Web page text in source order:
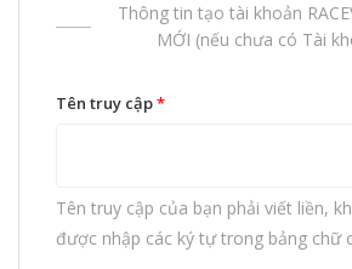
Thông tin tạo tài khoản
MỚI (nếu chưa có Tài
Tên truy cập*
Tên truy cập của bạn phải viết liền,
được nhập các ký tự trong bảng chữ